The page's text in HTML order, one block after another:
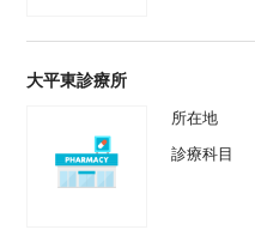
大平東診療所
所在地
診療科目